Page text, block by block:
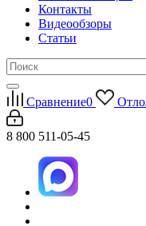
Контакты
Видеообзоры
Статьи
Сравнение0
8 800 511-05-45